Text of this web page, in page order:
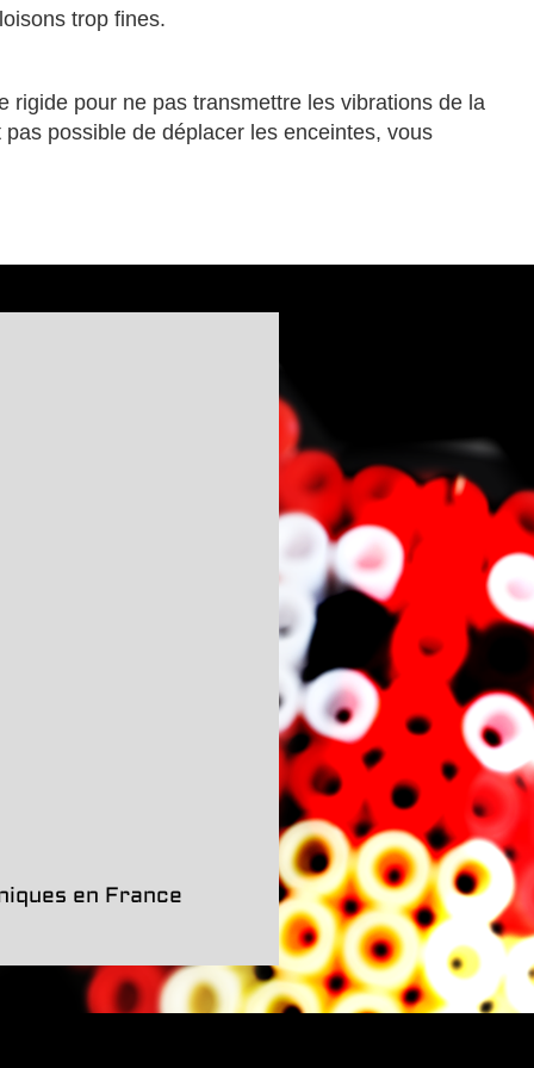
trop fines.
rigide pour ne pas transmettre les vibrations de la
pas possible de déplacer les enceintes, vous
en France